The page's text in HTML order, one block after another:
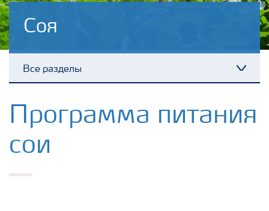
Соя
Все разделы
Удобрения Yara
Культуры
Программа питания
сои